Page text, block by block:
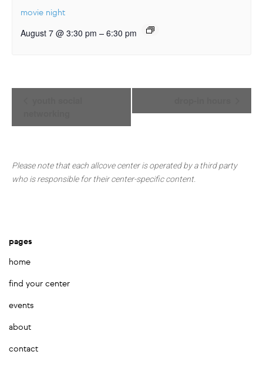
movie night
August 7 @ 3:30 pm – 6:30 pm
Please note that each allcove center is operated by a third party
who is responsible for their center-specific content.
pages
home
find your center
events
about
contact